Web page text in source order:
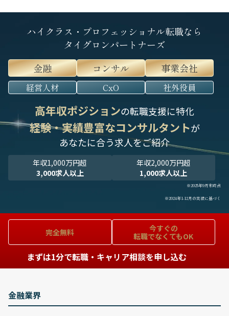
ハイクラス・プロフェッショナル転職なら
タイグロンパートナーズ
金融
コンサル 事業会社
経営人材 CxO 社外役員
高年収ポジションの転職支援に特化
経験・実績豊富なコンサルタントが
あなたに合う求人をご紹介
年収1,000万円超
3,000求人以上
年収2,000万円超
1,000求人以上
※2025年9月末時点
※2024年1-12月の実績に基づく
完全無料
今すぐの
転職でなくてもOK
まずは1分で転職・キャリア相談を申し込む
金融業界